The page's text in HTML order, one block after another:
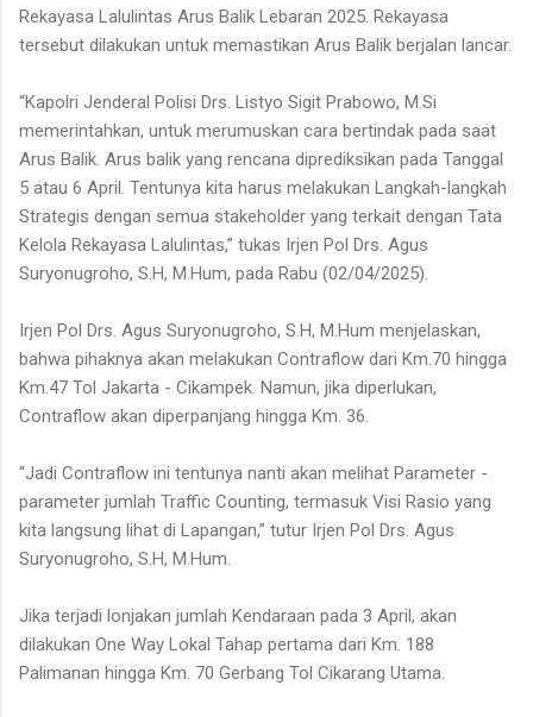
Rekayasa Lalulintas Arus Balik Lebaran 2025. Rekayasa
tersebut dilakukan untuk memastikan Arus Balik berjalan lancar.
“Kapolri Jenderal Polisi Drs. Listyo Sigit Prabowo, M.Si
memerintahkan, untuk merumuskan cara bertindak pada saat
Arus Balik. Arus balik yang rencana diprediksikan pada Tanggal
5 atau 6 April. Tentunya kita harus melakukan Langkah-langkah
Strategis dengan semua stakeholder yang terkait dengan Tata
Kelola Rekayasa Lalulintas,” tukas Irjen Pol Drs. Agus
Suryonugroho, S.H, M.Hum, pada Rabu (02/04/2025).
Irjen Pol Drs. Agus Suryonugroho, S.H, M.Hum menjelaskan,
bahwa pihaknya akan melakukan Contraflow dari Km.70 hingga
Km.47 Tol Jakarta - Cikampek. Namun, jika diperlukan,
Contraflow akan diperpanjang hingga Km. 36.
“Jadi Contraflow ini tentunya nanti akan melihat Parameter -
parameter jumlah Traffic Counting, termasuk Visi Rasio yang
kita langsung lihat di Lapangan,” tutur Irjen Pol Drs. Agus
Suryonugroho, S.H, M.Hum.
Jika terjadi lonjakan jumlah Kendaraan pada 3 April, akan
dilakukan One Way Lokal Tahap pertama dari Km. 188
Palimanan hingga Km. 70 Gerbang Tol Cikarang Utama.